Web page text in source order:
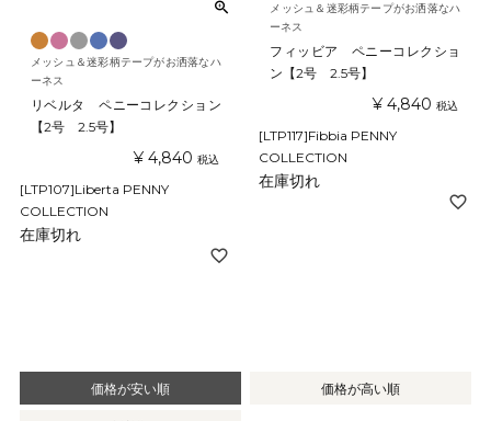
メッシュ＆迷彩柄テープがお洒落なハ
ーネス
リベルタ ペニーコレクション
【2号 2.5号】
¥ 4,840 税込
[LTP107]Liberta PENNY
COLLECTION
在庫切れ
メッシュ＆迷彩柄テープがお洒落なハ
ーネス
フィッビア ペニーコレクショ
ン【2号 2.5号】
¥ 4,840 税込
[LTP117]Fibbia PENNY
COLLECTION
在庫切れ
価格が安い順 価格が高い順